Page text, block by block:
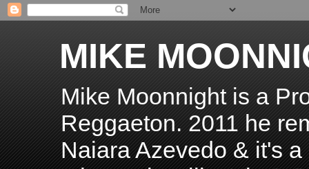
MIKE
Mike Moonnight is a
Reggaeton. 2011 he
Naiara Azevedo & it's